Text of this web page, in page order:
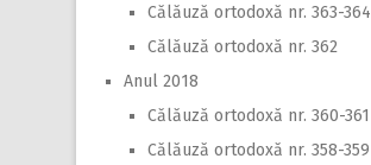
Călăuză ortodoxă nr. 363-364
Călăuză ortodoxă nr. 362
Anul 2018
Călăuză ortodoxă nr. 360-361
Călăuză ortodoxă nr. 358-359